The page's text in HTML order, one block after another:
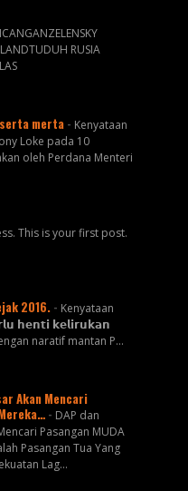
RUSIA
merta - Kenyataan
Loke pada 10
oleh Perdana Menteri
This is your first post.
2016. - Kenyataan
𝗵𝗲𝗻𝘁𝗶 𝗸𝗲𝗹𝗶𝗿𝘂𝗸𝗮𝗻
naratif mantan P...
Akan Mencari
- DAP dan
Pasangan MUDA
Pasangan Tua Yang
Lag...